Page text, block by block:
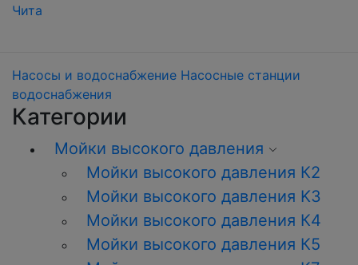
Чита
Насосы и водоснабжение Насосные станции
водоснабжения
Категории
Мойки высокого давления
Мойки высокого давления К2
Мойки высокого давления K3
Мойки высокого давления К4
Мойки высокого давления К5